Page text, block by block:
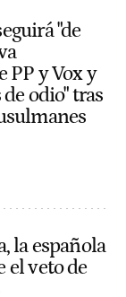
"de
PP y Vox y
odio" tras
la española
el veto de